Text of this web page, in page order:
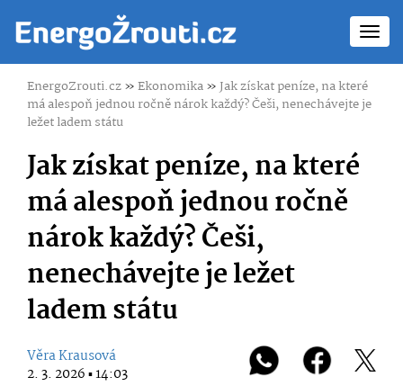
EnergoZrouti.cz»Ekonomika» Jak získat peníze, na které
má alespoň jednou ročně nárok každý? Češi, nenechávejte je
ležet ladem státu
Jak získat peníze, na které
má alespoň jednou ročně
nárok každý? Češi,
nenechávejte je ležet
ladem státu
Věra Krausová
2. 3. 2026 ▪ 14:03